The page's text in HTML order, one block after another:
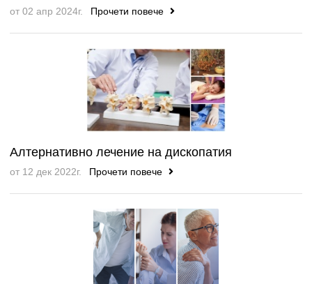
от 02 апр 2024г. Прочети повече
Алтернативно лечение на дископатия
от 12 дек 2022г. Прочети повече